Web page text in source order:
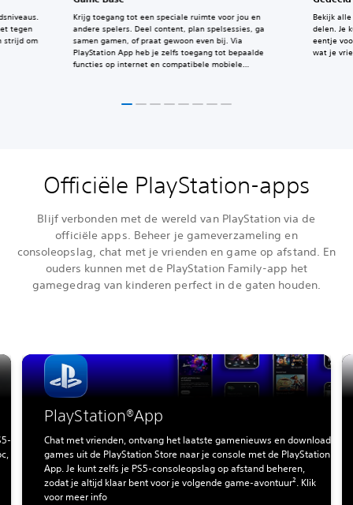
Krijg toegang tot een speciale ruimte voor jou en
andere spelers. Deel content, plan spelsessies, ga
samen gamen, of praat gewoon even bij. Via
PlayStation App heb je zelfs toegang tot bepaalde
functies op internet en compatibele mobiele
Bekijk
delen. Je
eentje
wat je
tegen
strijd om
Officiële PlayStation-apps
Blijf verbonden met de wereld van PlayStation via de
officiële apps. Beheer je gameverzameling en
consoleopslag, chat met je vrienden en game op afstand. En
ouders kunnen met de PlayStation Family-app het
gamegedrag van kinderen perfect in de gaten houden.
PlayStation®App
Chat met vrienden, ontvang het laatste gamenieuws en download
games uit de PlayStation Store naar je console met de PlayStation
App. Je kunt zelfs je PS5-consoleopslag op afstand beheren,
zodat je altijd klaar bent voor je volgende game-avontuur². Klik
voor meer info